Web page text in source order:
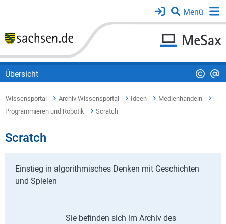
Übersicht
Wissensportal Archiv Wissensportal Ideen
Medienhandeln
Programmieren und Robotik
Scratch
Scratch
Einstieg in algorithmisches Denken mit Geschichten
und Spielen
Sie befinden sich im Archiv des